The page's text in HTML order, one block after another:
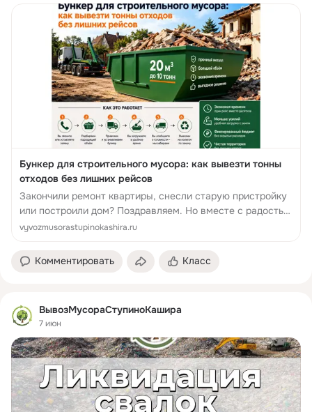
Бункер для строительного мусора: как вывезти тонны
отходов без лишних рейсов
Закончили ремонт квартиры, снесли старую пристройку
или построили дом? Поздравляем. Но вместе с радостью
от обновления появляется другая проблема: горы
vyvozmusorastupinokashira.ru
Комментировать Класс
ВывозМусораСтупиноКашира
7 июн